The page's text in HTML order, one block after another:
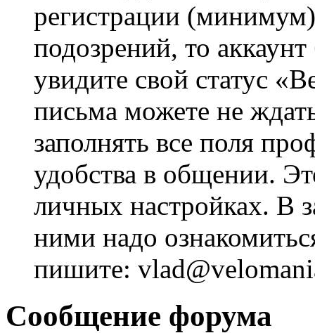
регистрации
подозрений, то
увидите свой статус
письма можете не
заполнять все поля
удобства в общении.
личных настройках. В
ними надо
пишите:
Сообщение форума